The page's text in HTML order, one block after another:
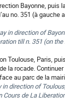
Bayonne, puis
no. 351 (à
in direction of
till n. 351 (on
Toulouse, Paris,
la rocade.
au parc de la
direction of
Cours de La